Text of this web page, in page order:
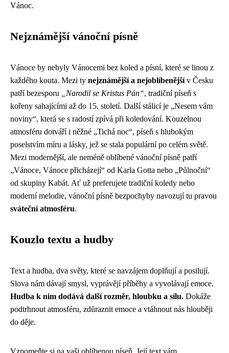
Vánoc.
Nejznámější vánoční písně
Vánoce by nebyly Vánocemi bez koled a písní, které se linou z
každého kouta. Mezi ty nejznámější a nejoblíbenějšív Česku
patří bezesporu
„Narodil se Kristus Pán“, tradiční píseň s
kořeny sahajícími až do 15. století. Další stálicí je „Nesem vám
noviny“, která se s radostí zpívá při koledování. Kouzelnou
atmosféru dotváří i něžné „Tichá noc“, píseň s hlubokým
poselstvím míru a lásky, jež se stala populární po celém světě.
Mezi modernější, ale neméně oblíbené vánoční písně patří
„Vánoce, Vánoce přicházejí“ od Karla Gotta nebo „Půlnoční“
od skupiny Kabát. Ať už preferujete tradiční koledy nebo
moderní melodie, vánoční písně bezpochyby navozují tu pravou
sváteční atmosféru.
Kouzlo textu a hudby
Text a hudba, dva světy, které se navzájem doplňují a posilují.
Slova nám dávají smysl, vyprávějí příběhy a vyvolávají emoce.
Hudba k nim dodává další rozměr, hloubku a sílu. Dokáže
podtrhnout atmosféru, zdůraznit emoce a vtáhnout nás hlouběji
do děje.
Vzpomeňte si na vaši oblíbenou píseň. Její text vám